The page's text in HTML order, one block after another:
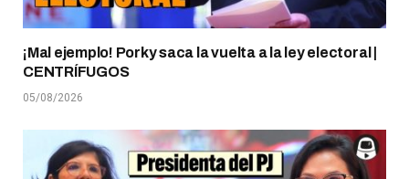
¡Mal ejemplo! Porky saca la vuelta a la ley electoral |
CENTRÍFUGOS
05/08/2026